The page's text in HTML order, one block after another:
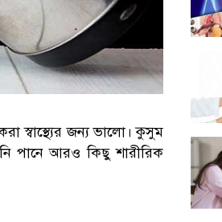
স্বাস্থ্যের জন্য ভালো। কুসুম
পানে আরও কিছু শারীরিক